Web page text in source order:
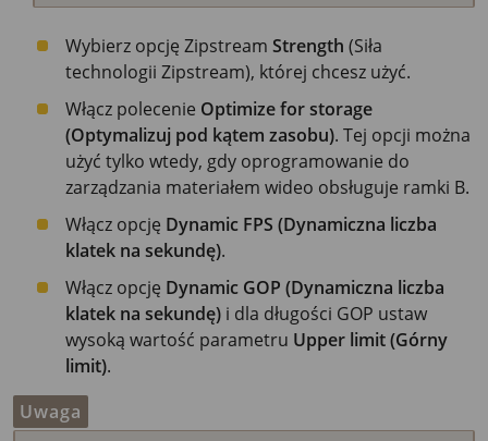
Wybierz opcję Zipstream Strength (Siła
technologii Zipstream), której chcesz użyć.
Włącz polecenie Optimize for storage
(Optymalizuj pod kątem zasobu). Tej opcji można
użyć tylko wtedy, gdy oprogramowanie do
zarządzania materiałem wideo obsługuje ramki B.
Włącz opcję Dynamic FPS (Dynamiczna liczba
klatek na sekundę).
Włącz opcję Dynamic GOP (Dynamiczna liczba
klatek na sekundę) i dla długości GOP ustaw
wysoką wartość parametru Upper limit (Górny
limit).
Uwaga